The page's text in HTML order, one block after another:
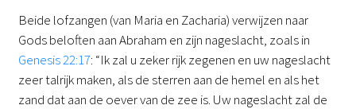
Beide lofzangen (van Maria en Zacharia) verwijzen naar
Gods beloften aan Abraham en zijn nageslacht, zoals in
Genesis 22:17: “Ik zal u zeker rijk zegenen en uw nageslacht
zeer talrijk maken, als de sterren aan de hemel en als het
zand dat aan de oever van de zee is. Uw nageslacht zal de